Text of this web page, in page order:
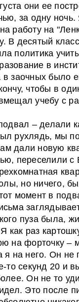
они ее
за одну ночь.
работу на
В десятый
политика
в
в заочных было
чтобы в
учебу с
– делали
рухлядь, мы
дали новую
переселили с
но ничего,
момент в
пуза была,
как раз
на форточку –
я на него. Он не
то секунд 20 и
Он не то
Это после